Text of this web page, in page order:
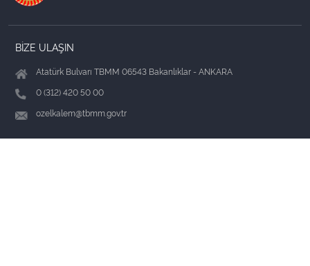
BİZE ULAŞIN
Atatürk Bulvarı TBMM 06543 Bakanlıklar - ANKARA
0 (312) 420 50 00
ozelkalem@tbmm.gov.tr